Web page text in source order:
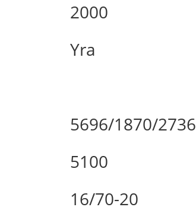
2000
Yra
5696/1870/2736
5100
16/70-20